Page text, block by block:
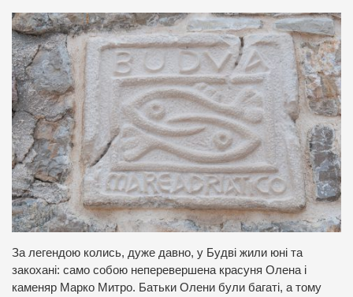
За легендою колись, дуже давно, у Будві жили юні та
закохані: само собою неперевершена красуня Олена і
каменяр Марко Митро. Батьки Олени були багаті, а тому